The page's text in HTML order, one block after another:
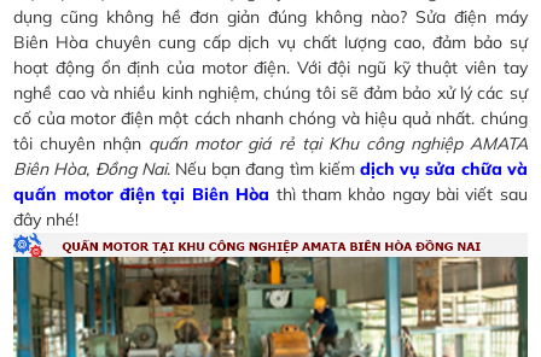
dụng cũng không hề đơn giản đúng không nào? Sửa điện máy
Biên Hòa chuyên cung cấp dịch vụ chất lượng cao, đảm bảo sự
hoạt động ổn định của motor điện. Với đội ngũ kỹ thuật viên tay
nghề cao và nhiều kinh nghiệm, chúng tôi sẽ đảm bảo xử lý các sự
cố của motor điện một cách nhanh chóng và hiệu quả nhất. chúng
tôi chuyên nhận quấn motor giá rẻ tại Khu công nghiệp AMATA
Biên Hòa, Đồng Nai. Nếu bạn đang tìm kiếmdịch vụ sửa chữa và
quấn motor điện tại Biên Hòa thì tham khảo ngay bài viết sau
đây nhé!